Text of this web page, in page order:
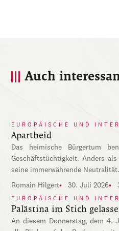
Auch
EUROPÄISCHE UND
Apartheid
Das heimische Bürgertum
Geschäftstüchtigkeit. Anders
seine immerwährende
Romain Hilgert 30. Juli 2026
EUROPÄISCHE UND
Palästina im Stich
An diesem Donnerstag, dem 4.